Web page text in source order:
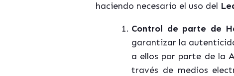
haciendo necesario el uso del
Control de parte de
garantizar la
a ellos por parte de la
través de medios